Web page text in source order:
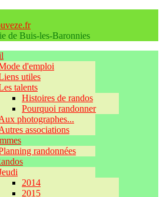
de Buis-les-Baronnies
d'emploi
utiles
talents
Histoires de randos
Pourquoi randonner
photographes...
associations
randonnées
2014
2015